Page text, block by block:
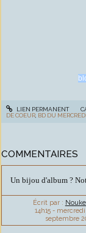
LIEN PERMANENT
DE COEUR, BD DU MERCREDI
COMMENTAIRES
Un bijou d'album ?
Écrit par :
14h15- mercredi
septembre